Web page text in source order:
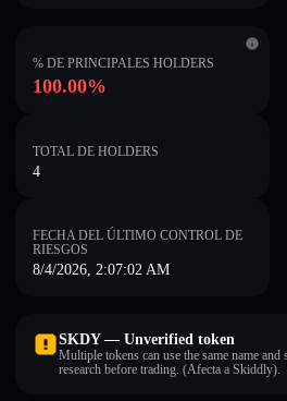
% DE PRINCIPALES HOLDERS
100.00%
TOTAL DE HOLDERS
4
FECHA DEL ÚLTIMO CONTROL DE
RIESGOS
8/4/2026, 2:07:02 AM
SKDY — Unverified token
Multiple tokens can use the same name
research before trading. (Afecta a Skiddly).